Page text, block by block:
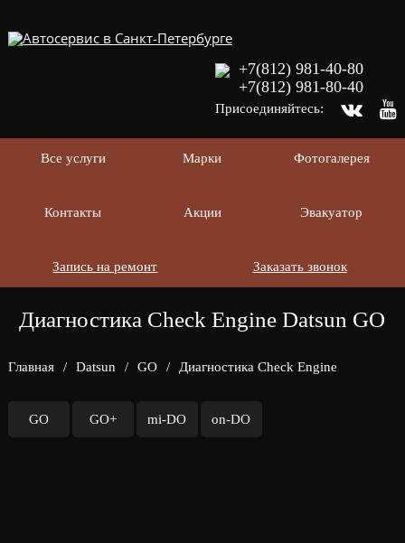
+7(812) 981-40-80
+7(812) 981-80-40
Присоединяйтесь:
Все услуги Марки Фотогалерея
Контакты Акции Эвакуатор
Заказать звонок
Запись на ремонт
Диагностика Check Engine Datsun GO
Главная / Datsun / GO / Диагностика Check Engine
GO GO+ mi-DO on-DO